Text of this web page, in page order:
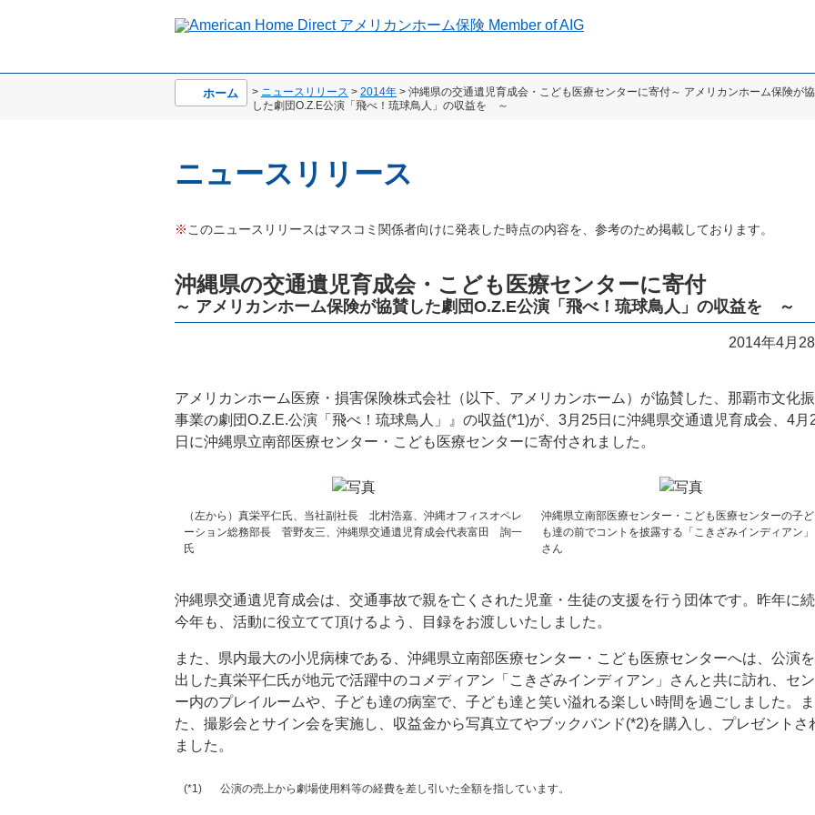
ホーム > ニュースリリース > 2014年 > 沖縄県の交通遺児育成会・こども医療センターに寄付～ アメリカンホーム保険が
した劇団O.Z.E公演「飛べ！琉球鳥人」の収益を ～
ニュースリリース
※ このニュースリリースはマスコミ関係者向けに発表した時点の内容を、参考のため掲載しております。
沖縄県の交通遺児育成会・こども医療センターに寄付
～ アメリカンホーム保険が協賛した劇団O.Z.E公演「飛べ！琉球鳥人」の収益を ～
2014年4月28
アメリカンホーム医療・損害保険株式会社（以下、アメリカンホーム）が協賛した、那覇市文化
事業の劇団O.Z.E.公演「飛べ！琉球鳥人」』の収益(*1)が、3月25日に沖縄県交通遺児育成会、4月
日に沖縄県立南部医療センター・こども医療センターに寄付されました。
（左から）真栄平仁氏、当社副社長 北村浩嘉、沖縄オフィスオペレ
ーション総務部長 菅野友三、沖縄県交通遺児育成会代表富田 詢一
氏
沖縄県立南部医療センター・こども医療センターの子ど
も達の前でコントを披露する「こきざみインディアン」
さん
沖縄県交通遺児育成会は、交通事故で親を亡くされた児童・生徒の支援を行う団体です。昨年に続
今年も、活動に役立てて頂けるよう、目録をお渡しいたしました。
また、県内最大の小児病棟である、沖縄県立南部医療センター・こども医療センターへは、公演
出した真栄平仁氏が地元で活躍中のコメディアン「こきざみインディアン」さんと共に訪れ、セ
ー内のプレイルームや、子ども達の病室で、子ども達と笑い溢れる楽しい時間を過ごしました。ま
た、撮影会とサイン会を実施し、収益金から写真立てやブックバンド(*2)を購入し、プレゼントさ
ました。
(*1) 公演の売上から劇場使用料等の経費を差し引いた全額を指しています。